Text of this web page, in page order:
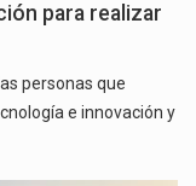
para realizar
personas que
e innovación y